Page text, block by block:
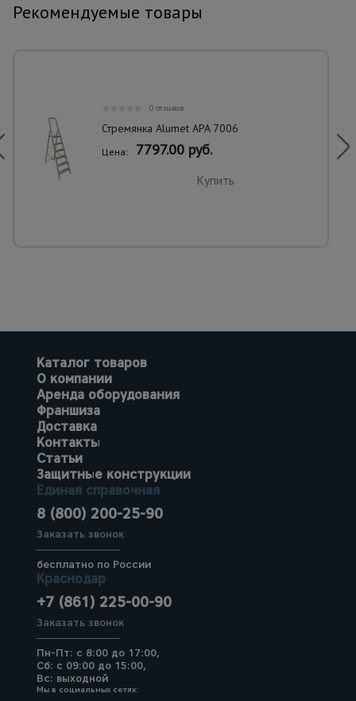
Рекомендуемые товары
0 отзывов
Стремянка Alumet APA 7006
Цена: 7797.00 руб.
Купить
Каталог товаров
О компании
Аренда оборудования
Франшиза
Доставка
Контакты
Статьи
Защитные конструкции
Единая справочная
8 (800) 200-25-90
Заказать звонок
бесплатно по России
Краснодар
+7 (861) 225-00-90
Заказать звонок
Пн-Пт: с 8:00 до 17:00,
Сб: с 09:00 до 15:00,
Вс: выходной
Мы в социальных сетях: